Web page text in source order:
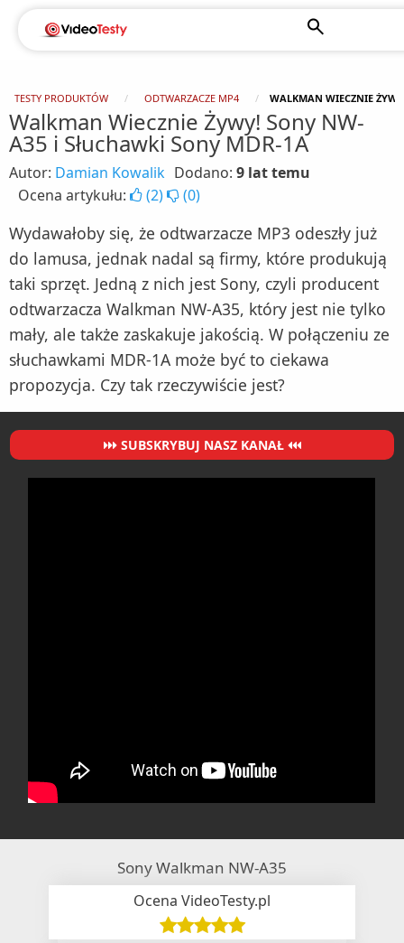
TESTY PRODUKTÓW ODTWARZACZE MP4 WALKMAN WIECZNIE
Walkman Wiecznie Żywy! Sony NW-
A35 i Słuchawki Sony MDR-1A
Autor: Damian Kowalik Dodano: 9 lat temu
Ocena artykułu:
(2) (0)
Wydawałoby się, że odtwarzacze MP3 odeszły już
do lamusa, jednak nadal są firmy, które produkują
taki sprzęt. Jedną z nich jest Sony, czyli producent
odtwarzacza Walkman NW-A35, który jest nie tylko
mały, ale także zaskakuje jakością. W połączeniu ze
słuchawkami MDR-1A może być to ciekawa
propozycja. Czy tak rzeczywiście jest?
SUBSKRYBUJ NASZ KANAŁ
Sony Walkman NW-A35
Ocena VideoTesty.pl